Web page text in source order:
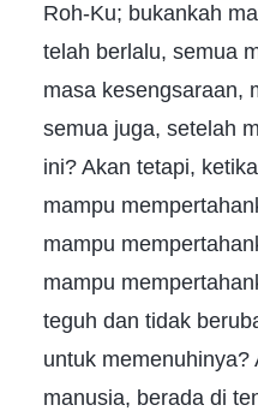
Roh-Ku; bukankah
telah berlalu, semua
masa kesengsaraan,
semua juga, setelah
ini? Akan tetapi,
mampu
mampu
mampu
teguh dan tidak
untuk
manusia, berada di